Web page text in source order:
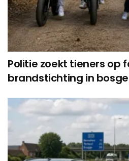
Politie zoekt tieners op
brandstichting in